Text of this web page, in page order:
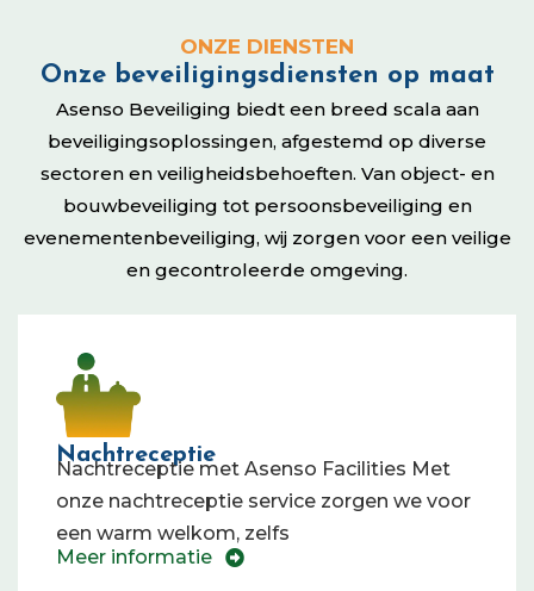
ONZE DIENSTEN
Onze beveiligingsdiensten op maat
Asenso Beveiliging biedt een breed scala aan
beveiligingsoplossingen, afgestemd op diverse
sectoren en veiligheidsbehoeften. Van object- en
bouwbeveiliging tot persoonsbeveiliging en
evenementenbeveiliging, wij zorgen voor een veilige
en gecontroleerde omgeving.
Nachtreceptie
Nachtreceptie met Asenso Facilities Met
onze nachtreceptie service zorgen we voor
een warm welkom, zelfs
Meer informatie